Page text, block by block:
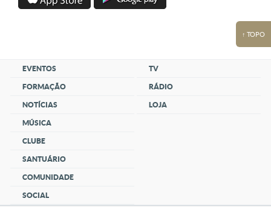
↑ TOPO
EVENTOS
FORMAÇÃO
NOTÍCIAS
MÚSICA
CLUBE
SANTUÁRIO
COMUNIDADE
SOCIAL
TV
RÁDIO
LOJA